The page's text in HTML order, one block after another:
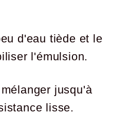
d'eau tiède et le
l'émulsion.
jusqu'à
lisse.